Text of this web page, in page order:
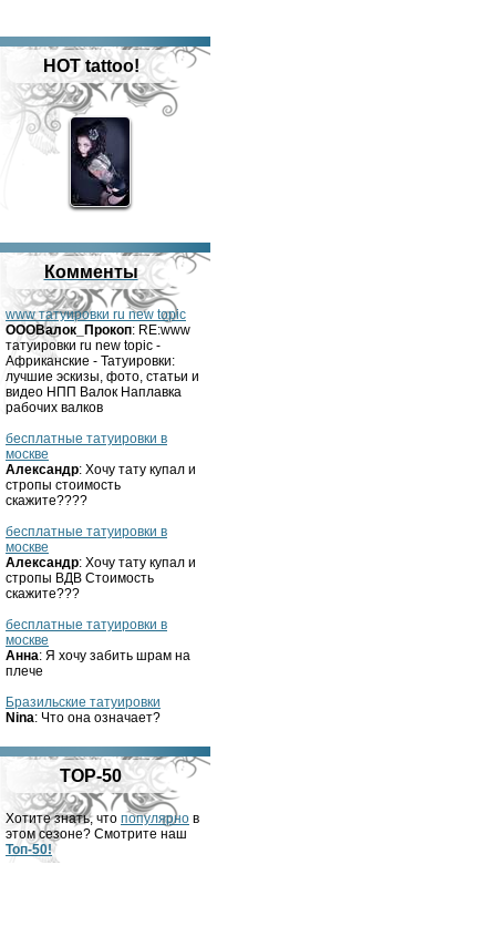
HOT tattoo!
Комменты
www татуировки ru new topic
OOOВалок_Прокоп: RE:www
татуировки ru new topic -
Африканские - Татуировки:
лучшие эскизы, фото, статьи и
видео НПП Валок Наплавка
рабочих валков
бесплатные татуировки в
москве
Александр: Хочу тату купал и
стропы стоимость
скажите????
бесплатные татуировки в
москве
Александр: Хочу тату купал и
стропы ВДВ Стоимость
скажите???
бесплатные татуировки в
москве
Анна: Я хочу забить шрам на
плече
Бразильские татуировки
Nina: Что она означает?
TOP-50
Хотите знать, что популярно в
этом сезоне? Смотрите наш
Топ-50!